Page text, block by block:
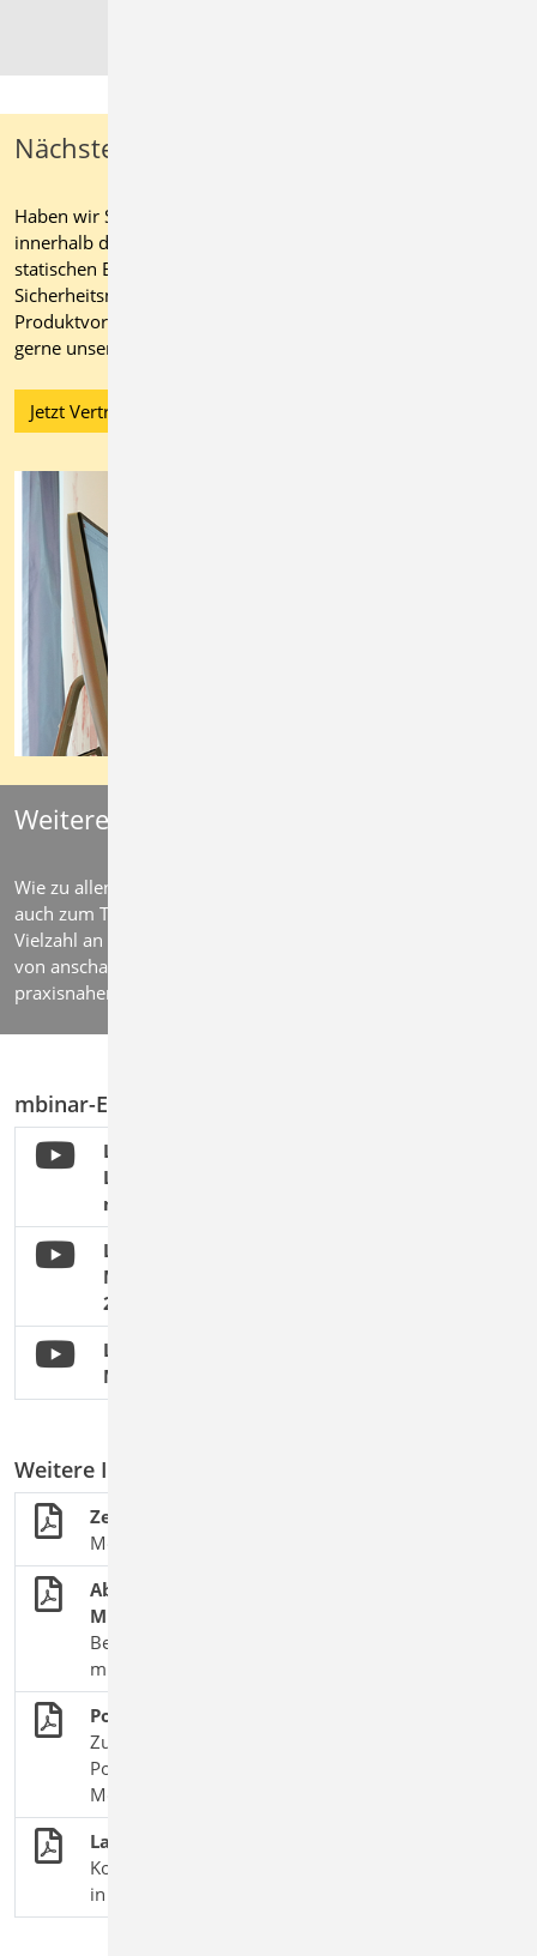
Nächste Schritte
Haben wir Sie überzeugt von den vielseitigen Möglichkeiten
innerhalb der mb WorkSuite? Dann bringen Sie jetzt Ihre
statischen Berechnungen auf ein neues Effizienz- und
Sicherheitsniveau. Kontaktieren Sie für eine individuelle
Produktvorstellung oder ein maßgeschneidertes Angebot
gerne unser Vertriebsteam.
Jetzt Vertrieb kontaktieren!
Weitere Informationen
Wie zu allen Themen der mb WorkSuite stellen wir Ihnen
auch zum Thema Lastübernahmen und Lastabtrag eine
Vielzahl an weiterführenden Informationen zur Verfügung –
von anschaulichen mbinar Video-Aufzeichnungen bis hin zu
praxisnahen Fachartikeln aus den mb-news.
mbinar-Empfehlungen für die Lastübernahme:
Lagerreaktionen: Lastübernahmen und
Lastabträge in der BauStatik (Level B) -
mbinar #25-09
Lastabtrag zwischen Geschossdecken in
MicroFe – Modul M161 der mb WorkSuite
2025 mbinar #24-20
Lastermittlung und Lasteingaben im FE-
Modell in MicroFe (Level B) - mbinar #25-10
Weitere Informationen in den mb-news Artikeln:
Zeitersparnis dank Übernahmen
Möglichkeiten zur Weiterleitung von Lasten
Abhängige Einwirkungen in BauStatik und
MicroFe
Berücksichtigung von Einwirkungsgruppen in der
mb WorkSuite
Positionen zum Detailnachweis
Zusätzliche Nachweisführungen für BauStatik-
Positionen und für MicroFe- bzw. EuroSta-
Modelle
Lastabtrag
Komfortable Weiterleitung von Lagerreaktionen
in der mb WorkSuite